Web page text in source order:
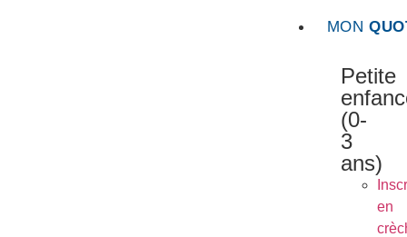
MON
Petite
(0-
3
ans)
en